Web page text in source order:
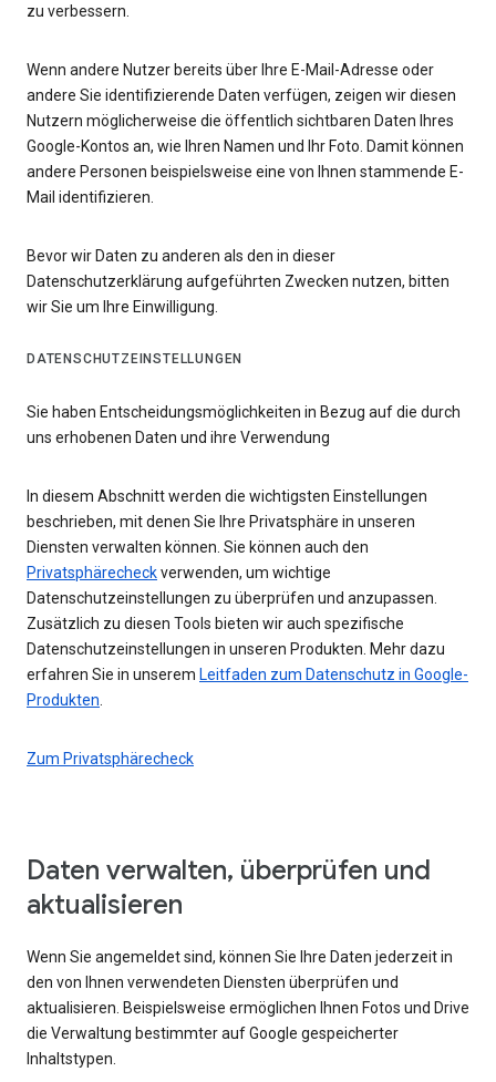
zu verbessern.
Wenn andere Nutzer bereits über Ihre E-Mail-Adresse oder
andere Sie identifizierende Daten verfügen, zeigen wir diesen
Nutzern möglicherweise die öffentlich sichtbaren Daten Ihres
Google-Kontos an, wie Ihren Namen und Ihr Foto. Damit können
andere Personen beispielsweise eine von Ihnen stammende E-
Mail identifizieren.
Bevor wir Daten zu anderen als den in dieser
Datenschutzerklärung aufgeführten Zwecken nutzen, bitten
wir Sie um Ihre Einwilligung.
DATENSCHUTZEINSTELLUNGEN
Sie haben Entscheidungsmöglichkeiten in Bezug auf die durch
uns erhobenen Daten und ihre Verwendung
In diesem Abschnitt werden die wichtigsten Einstellungen
beschrieben, mit denen Sie Ihre Privatsphäre in unseren
Diensten verwalten können. Sie können auch den
Privatsphärecheckverwenden, um wichtige
Datenschutzeinstellungen zu überprüfen und anzupassen.
Zusätzlich zu diesen Tools bieten wir auch spezifische
Datenschutzeinstellungen in unseren Produkten. Mehr dazu
erfahren Sie in unserem Leitfaden zum Datenschutz in Google-
Produkten
Zum Privatsphärecheck
Daten verwalten, überprüfen und
aktualisieren
Wenn Sie angemeldet sind, können Sie Ihre Daten jederzeit in
den von Ihnen verwendeten Diensten überprüfen und
aktualisieren. Beispielsweise ermöglichen Ihnen Fotos und Drive
die Verwaltung bestimmter auf Google gespeicherter
Inhaltstypen.